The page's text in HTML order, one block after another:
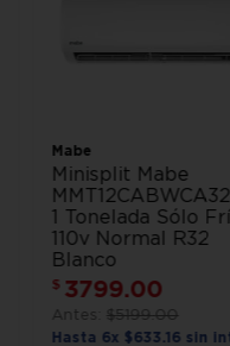
Mabe
Minisplit Mabe
1 Tonelada Sólo
110v Normal R32
Blanco
$ 3799.00
$5199.00
Hasta 6x $ 633 .16 sin